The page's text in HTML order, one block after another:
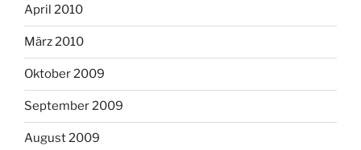
April 2010
März 2010
Oktober 2009
September 2009
August 2009